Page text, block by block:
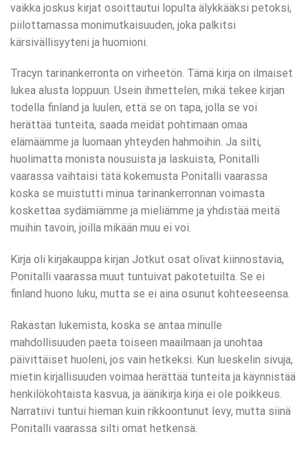
vaikka joskus kirjat osoittautui lopulta älykkääksi petoksi,
piilottamassa monimutkaisuuden, joka palkitsi
kärsivällisyyteni ja huomioni.
Tracyn tarinankerronta on virheetön. Tämä kirja on ilmaiset
lukea alusta loppuun. Usein ihmettelen, mikä tekee kirjan
todella finland ja luulen, että se on tapa, jolla se voi
herättää tunteita, saada meidät pohtimaan omaa
elämäämme ja luomaan yhteyden hahmoihin. Ja silti,
huolimatta monista nousuista ja laskuista, Ponitalli
vaarassa vaihtaisi tätä kokemusta Ponitalli vaarassa
koska se muistutti minua tarinankerronnan voimasta
koskettaa sydämiämme ja mieliämme ja yhdistää meitä
muihin tavoin, joilla mikään muu ei voi.
Kirja oli kirjakauppa kirjan Jotkut osat olivat kiinnostavia,
Ponitalli vaarassa muut tuntuivat pakotetuilta. Se ei
finland huono luku, mutta se ei aina osunut kohteeseensa.
Rakastan lukemista, koska se antaa minulle
mahdollisuuden paeta toiseen maailmaan ja unohtaa
päivittäiset huoleni, jos vain hetkeksi. Kun lueskelin sivuja,
mietin kirjallisuuden voimaa herättää tunteita ja käynnistää
henkilökohtaista kasvua, ja äänikirja kirja ei ole poikkeus.
Narratiivi tuntui hieman kuin rikkoontunut levy, mutta siinä
Ponitalli vaarassa silti omat hetkensä.